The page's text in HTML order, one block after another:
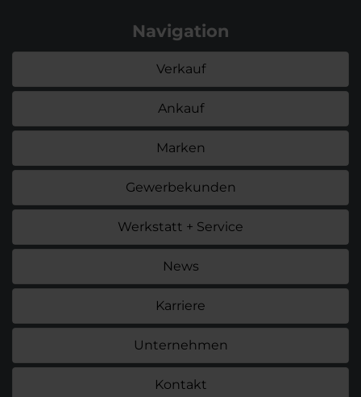
Navigation
Verkauf
Ankauf
Marken
Gewerbekunden
Werkstatt + Service
News
Karriere
Unternehmen
Kontakt